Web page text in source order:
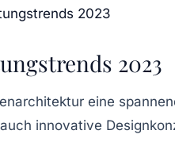
2023
2023
eine
innovative